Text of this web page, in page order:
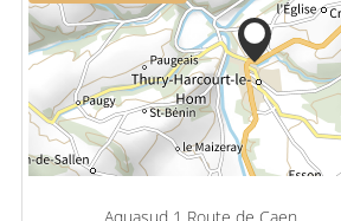
Aquasud 1 Route de Caen